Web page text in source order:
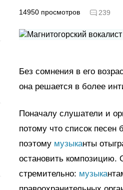
14950 просмотров 239
Без сомнения в его
она решается в более
Поначалу слушатели и
потому что список песен
поэтому музыканты
остановить композицию.
стремительно: музыка